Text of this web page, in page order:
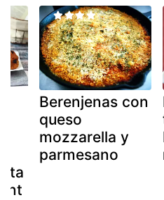
Berenjenas con
queso
mozzarella y
parmesano